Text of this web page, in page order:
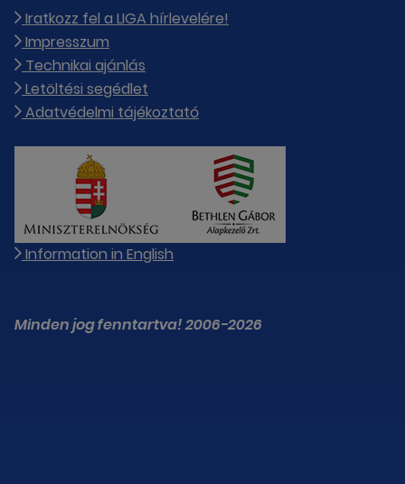
Iratkozz fel a LIGA hírlevelére!
Impresszum
Technikai ajánlás
Letöltési segédlet
Adatvédelmi tájékoztató
Information in English
Minden jog fenntartva! 2006-2026